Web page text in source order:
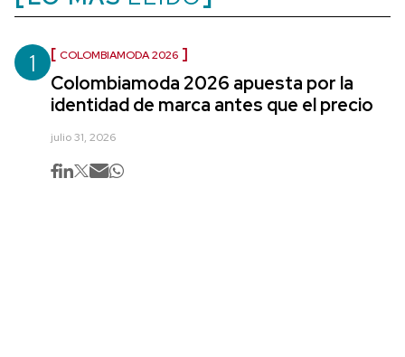
1 COLOMBIAMODA 2026
Colombiamoda 2026 apuesta por la
identidad de marca antes que el precio
julio 31, 2026